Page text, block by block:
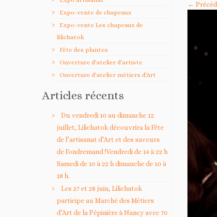
Expo-vente de chapeaux
Expo-vente Les chapeaux de
lilichatok
Fête des plantes
Ouverture d'atelier d'artiste
Ouverture d'atelier métiers d'Art
Articles récents
Du vendredi 10 au dimanche 12
juillet, Lilichatok découvrira la Fête
de l’artisanat d’Art et des saveurs
de Fondremand !Vendredi de 14 à 22 h
Samedi de 10 à 22 h dimanche de 10 à
18 h.
Les 27 et 28 juin, Lilichatok
participe au Marché des Métiers
d’Art de la Pépinière à Nancy avec 70
←